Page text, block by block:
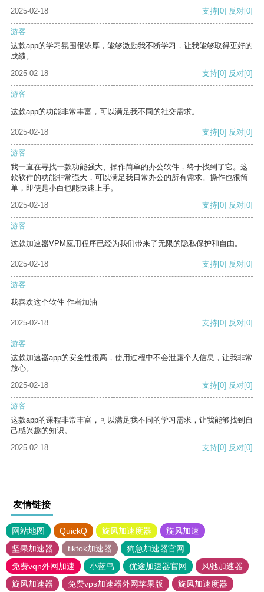
2025-02-18
支持[0] 反对[0]
游客
这款app的学习氛围很浓厚，能够激励我不断学习，让我能够取得更好的
成绩。
2025-02-18
支持[0] 反对[0]
游客
这款app的功能非常丰富，可以满足我不同的社交需求。
2025-02-18 支持[0] 反对[0]
游客
我一直在寻找一款功能强大、操作简单的办公软件，终于找到了它。这
款软件的功能非常强大，可以满足我日常办公的所有需求。操作也很简
单，即使是小白也能快速上手。
2025-02-18
支持[0] 反对[0]
游客
这款加速器VPM应用程序已经为我们带来了无限的隐私保护和自由。
2025-02-18 支持[0] 反对[0]
游客
我喜欢这个软件 作者加油
2025-02-18 支持[0] 反对[0]
游客
这款加速器app的安全性很高，使用过程中不会泄露个人信息，让我非常
放心。
2025-02-18
支持[0] 反对[0]
游客
这款app的课程非常丰富，可以满足我不同的学习需求，让我能够找到自
己感兴趣的知识。
2025-02-18
支持[0] 反对[0]
友情链接
网站地图 QuickQ 旋风加速度器
旋风加速
坚果加速器
tiktok加速器
狗急加速器官网
免费vqn外网加速
小蓝鸟 优途加速器官网
风驰加速器
旋风加速器
免费vps加速器外网苹果版 旋风加速度器